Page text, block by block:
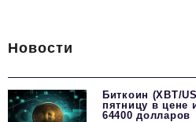
Новости
Биткоин (XBT/
пятницу в цене
64400 долларов